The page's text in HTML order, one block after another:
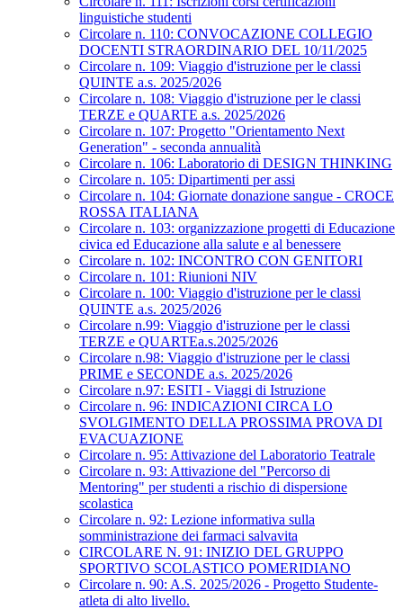
linguistiche studenti
Circolare n. 110: CONVOCAZIONE COLLEGIO
DOCENTI STRAORDINARIO DEL 10/11/2025
Circolare n. 109: Viaggio d'istruzione per le classi
QUINTE a.s. 2025/2026
Circolare n. 108: Viaggio d'istruzione per le classi
TERZE e QUARTE a.s. 2025/2026
Circolare n. 107: Progetto "Orientamento Next
Generation" - seconda annualità
Circolare n. 106: Laboratorio di DESIGN THINKING
Circolare n. 105: Dipartimenti per assi
Circolare n. 104: Giornate donazione sangue - CROCE
ROSSA ITALIANA
Circolare n. 103: organizzazione progetti di Educazione
civica ed Educazione alla salute e al benessere
Circolare n. 102: INCONTRO CON GENITORI
Circolare n. 101: Riunioni NIV
Circolare n. 100: Viaggio d'istruzione per le classi
QUINTE a.s. 2025/2026
Circolare n.99: Viaggio d'istruzione per le classi
TERZE e QUARTEa.s.2025/2026
Circolare n.98: Viaggio d'istruzione per le classi
PRIME e SECONDE a.s. 2025/2026
Circolare n.97: ESITI - Viaggi di Istruzione
Circolare n. 96: INDICAZIONI CIRCA LO
SVOLGIMENTO DELLA PROSSIMA PROVA DI
EVACUAZIONE
Circolare n. 95: Attivazione del Laboratorio Teatrale
Circolare n. 93: Attivazione del "Percorso di
Mentoring" per studenti a rischio di dispersione
scolastica
Circolare n. 92: Lezione informativa sulla
somministrazione dei farmaci salvavita
CIRCOLARE N. 91: INIZIO DEL GRUPPO
SPORTIVO SCOLASTICO POMERIDIANO
Circolare n. 90: A.S. 2025/2026 - Progetto Studente-
atleta di alto livello.